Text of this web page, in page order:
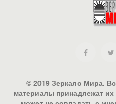
© 2019 Зеркало Мира.
материалы принадлежат